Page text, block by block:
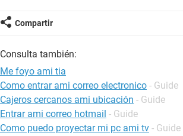
Compartir
Consulta también:
Me foyo ami tia
Como entrar ami correo electronico - Guide
Cajeros cercanos ami ubicación - Guide
Entrar ami correo hotmail - Guide
Como puedo proyectar mi pc ami tv - Guide